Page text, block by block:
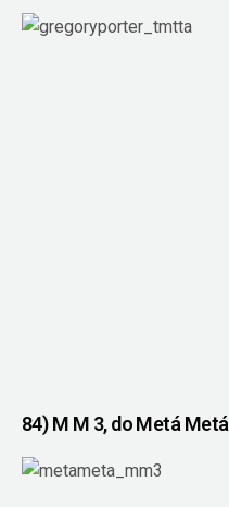
84) M M 3, do Metá Metá